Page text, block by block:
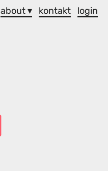
about ▾ kontakt login